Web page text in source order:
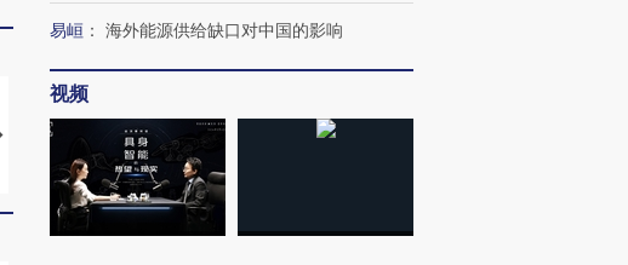
视线｜“入侵”还是“人道危
机”？难民潮撕裂西班牙
飞地休达
湖北宜昌局部短时降雨
128毫米 紧急转移近
4000人
易峘 ： 海外能源供给缺口对中国的影响
视频